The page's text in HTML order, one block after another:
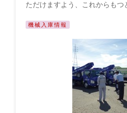
ただけますよう、これからもつ
機械入庫情報